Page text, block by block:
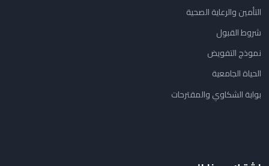
التأمين والرعاية الصحية
شروط القبول
نموذج التفويض
الحياة الجامعية
بوابة الشكاوي والمقترحات